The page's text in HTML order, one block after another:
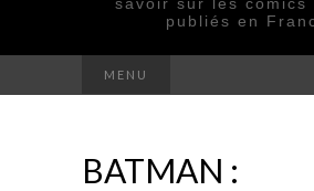
publiés en
MENU
BATMAN :